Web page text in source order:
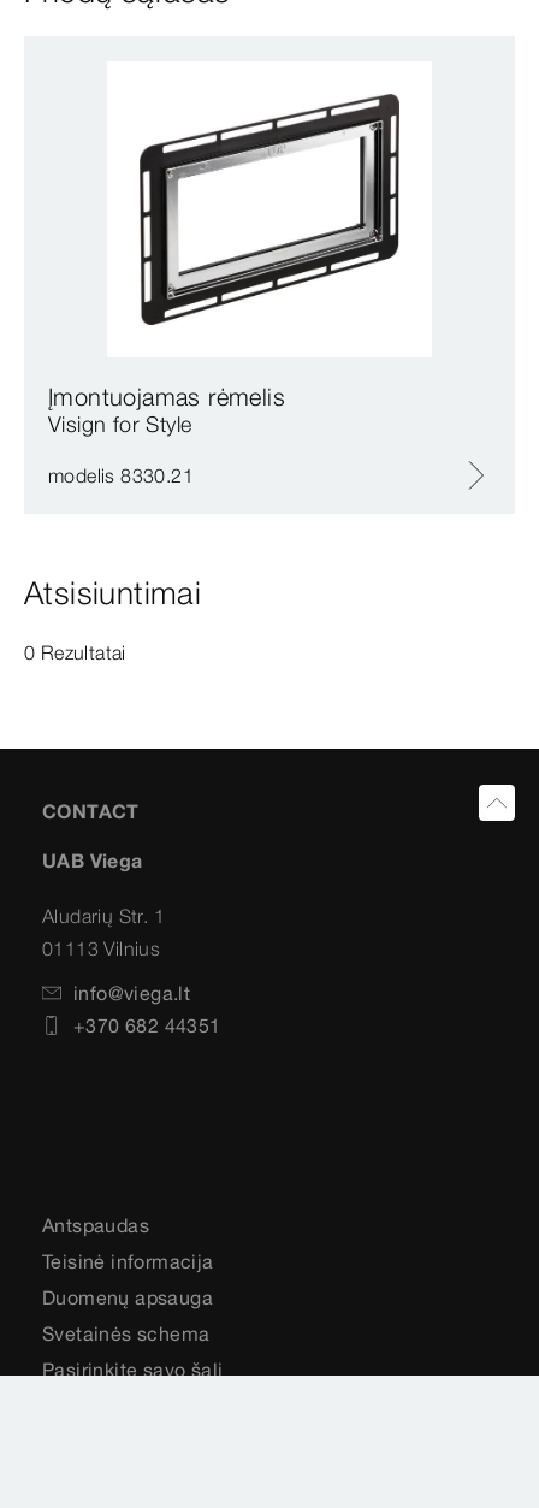
Įmontuojamas rėmelis
Visign for Style
modelis 8330.21
Atsisiuntimai
0 Rezultatai
CONTACT
UAB Viega
Aludarių Str. 1
01113 Vilnius
info@viega.lt
+370 682 44351
Antspaudas
Teisinė informacija
Duomenų apsauga
Svetainės schema
Pasirinkite savo šalį